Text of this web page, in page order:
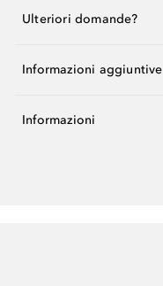
Ulteriori domande?
Informazioni aggiuntive
Informazioni